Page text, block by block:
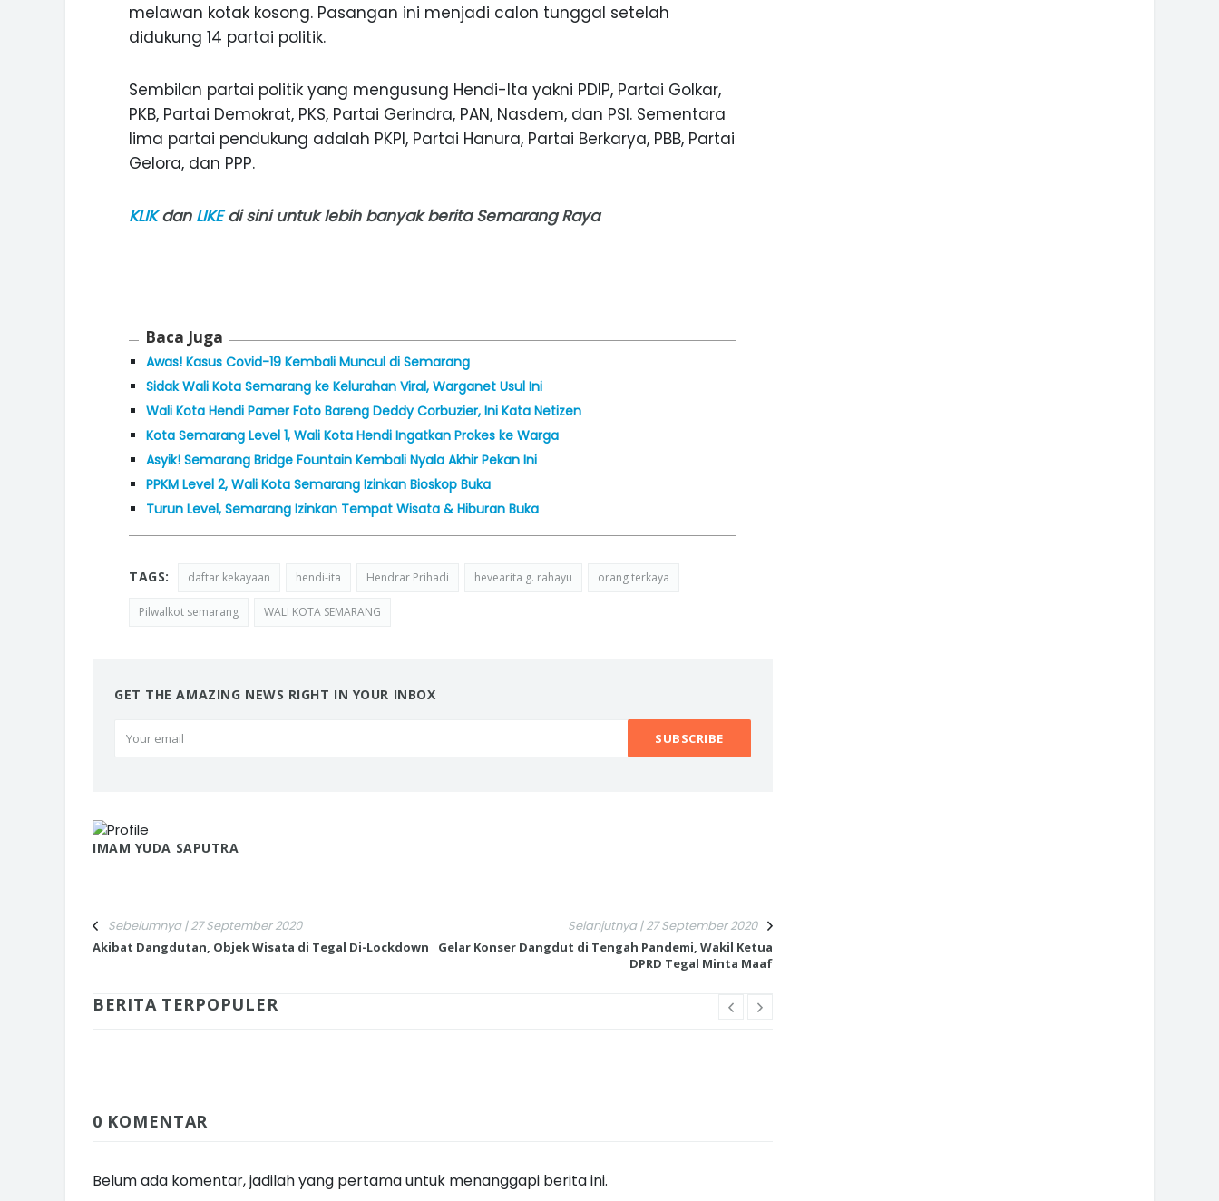
melawan kotak kosong. Pasangan ini menjadi calon tunggal setelah
didukung 14 partai politik.
Sembilan partai politik yang mengusung Hendi-Ita yakni PDIP, Partai Golkar,
PKB, Partai Demokrat, PKS, Partai Gerindra, PAN, Nasdem, dan PSI. Sementara
lima partai pendukung adalah PKPI, Partai Hanura, Partai Berkarya, PBB, Partai
Gelora, dan PPP.
KLIKdan LIKEdi sini untuk lebih banyak berita Semarang Raya
Baca Juga
Awas! Kasus Covid-19 Kembali Muncul di Semarang
Sidak Wali Kota Semarang ke Kelurahan Viral, Warganet Usul Ini
Wali Kota Hendi Pamer Foto Bareng Deddy Corbuzier, Ini Kata Netizen
Kota Semarang Level 1, Wali Kota Hendi Ingatkan Prokes ke Warga
Asyik! Semarang Bridge Fountain Kembali Nyala Akhir Pekan Ini
PPKM Level 2, Wali Kota Semarang Izinkan Bioskop Buka
Turun Level, Semarang Izinkan Tempat Wisata & Hiburan Buka
TAGS: daftar kekayaan hendi-ita Hendrar Prihadi hevearita g. rahayu orang terkaya
Pilwalkot semarang WALI KOTA SEMARANG
GET THE AMAZING NEWS RIGHT IN YOUR INBOX
IMAM YUDA SAPUTRA
Sebelumnya | 27 September 2020
Akibat Dangdutan, Objek Wisata di Tegal Di-Lockdown
Selanjutnya | 27 September 2020
Gelar Konser Dangdut di Tengah Pandemi, Wakil Ketua
DPRD Tegal Minta Maaf
BERITA TERPOPULER
0 KOMENTAR
Belum ada komentar, jadilah yang pertama untuk menanggapi berita ini.